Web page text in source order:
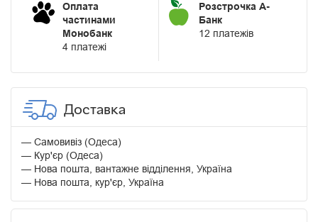
Оплата
частинами
Монобанк
4 платежі
Розстрочка А-
Банк
12 платежів
Доставка
Самовивіз (Одеса)
Кур'єр (Одеса)
Нова пошта, вантажне відділення, Україна
Нова пошта, кур'єр, Україна